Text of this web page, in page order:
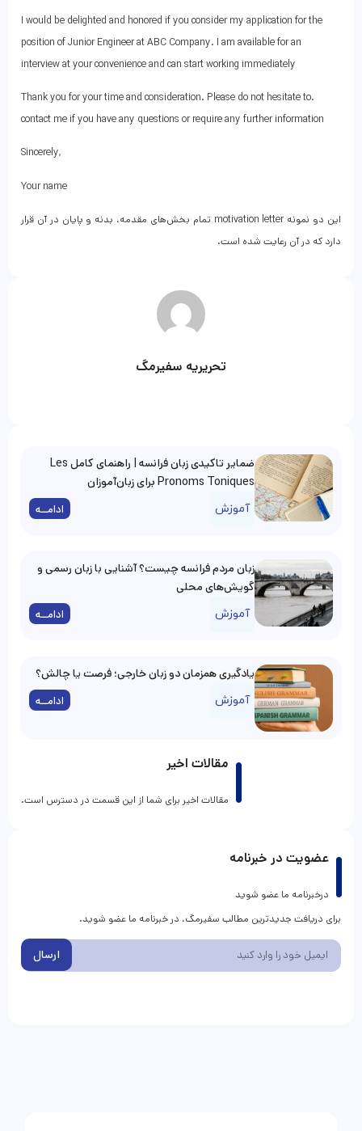
I would be delighted and honored if you consider my application for the
position of Junior Engineer at ABC Company. I am available for an
interview at your convenience and can start working immediately
.Thank you for your time and consideration. Please do not hesitate to
contact me if you have any questions or require any further information
,Sincerely
Your name
این دو نمونه motivation letter تمام بخش‌های مقدمه، بدنه و پایان در آن قرار
دارد که در آن رعایت شده است.
تحریریه سفیرمگ
مقالات اخیر
مقالات اخیر برای شما از این قسمت در دسترس است.
ضمایر تاکیدی زبان فرانسه | راهنمای کامل Les
Pronoms Toniques برای زبان‌آموزان
آموزش ادامــه
زبان مردم فرانسه چیست؟ آشنایی با زبان رسمی و
گویش‌های محلی
آموزش ادامــه
یادگیری همزمان دو زبان خارجی؛ فرصت یا چالش؟
آموزش ادامــه
عضویت در خبرنامه
درخبرنامه ما عضو شوید
برای دریافت جدیدترین مطالب سفیرمگ، در خبرنامه ما عضو شوید.
ارسال